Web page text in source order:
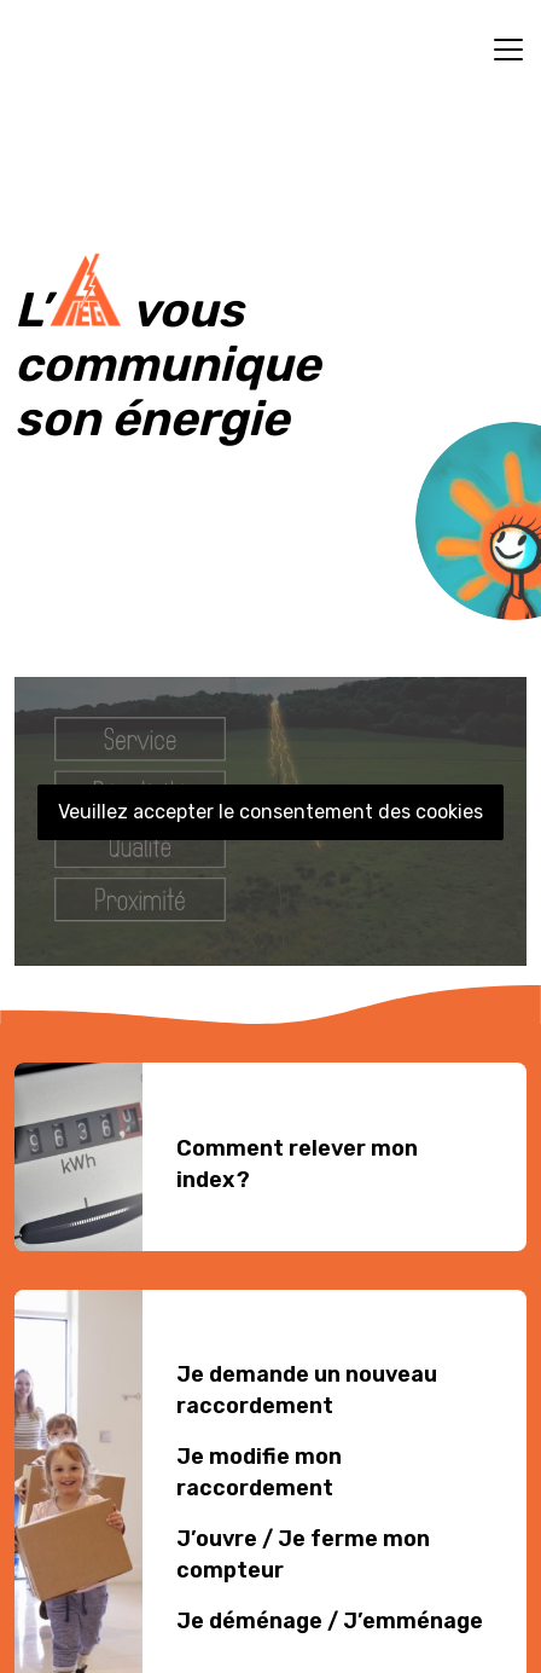
L’
vous
communique
son énergie
Veuillez accepter le consentement des cookies
Comment relever mon
index ?
Je demande un nouveau
raccordement
Je modifie mon
raccordement
J’ouvre / Je ferme mon
compteur
Je déménage / J’emménage